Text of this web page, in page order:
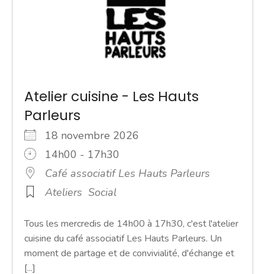
Atelier cuisine - Les Hauts
Parleurs
18 novembre 2026
14h00 - 17h30
Café associatif Les Hauts Parleurs
Ateliers Social
Tous les mercredis de 14h00 à 17h30, c'est l'atelier
cuisine du café associatif Les Hauts Parleurs. Un
moment de partage et de convivialité, d'échange et
[...]